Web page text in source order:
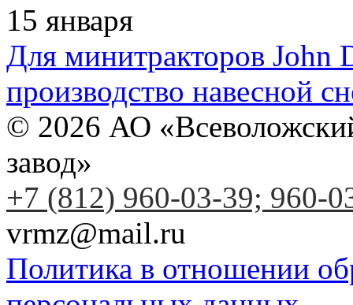
15 января
Для минитракторов John
производство навесной
© 2026 АО
завод»
+7 (812) 960-03-39; 960-
vrmz@mail.ru
Политика в отношении